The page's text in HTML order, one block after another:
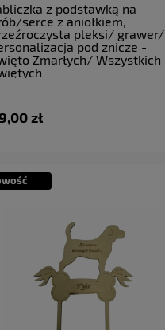
z podstawką na
serce z aniołkiem,
pleksi/ grawer/
pod znicze -
Zmarłych/ Wszystkich
zł